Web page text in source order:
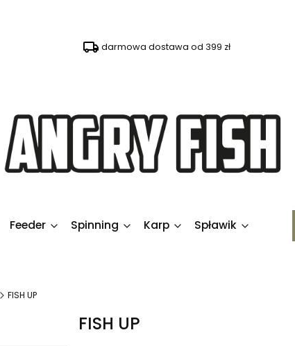
darmowa dostawa od 399 zł
Feeder Spinning Karp Spławik
FISH UP
FISH UP